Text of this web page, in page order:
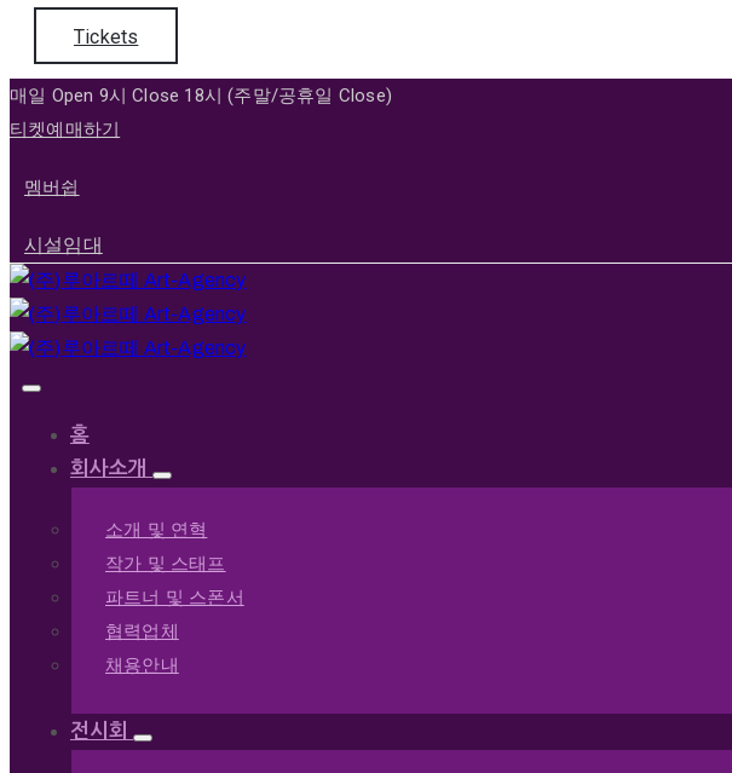
Tickets
매일 Open 9시 Close 18시 (주말/공휴일 Close)
티켓예매하기
멤버쉽
시설임대
홈
회사소개
소개 및 연혁
작가 및 스태프
파트너 및 스폰서
협력업체
채용안내
전시회